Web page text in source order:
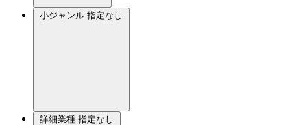
小ジャンル 指定なし
詳細業種 指定なし